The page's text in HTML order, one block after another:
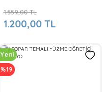
1.200,00 TL
1.559,00 TL
Yeni
%19